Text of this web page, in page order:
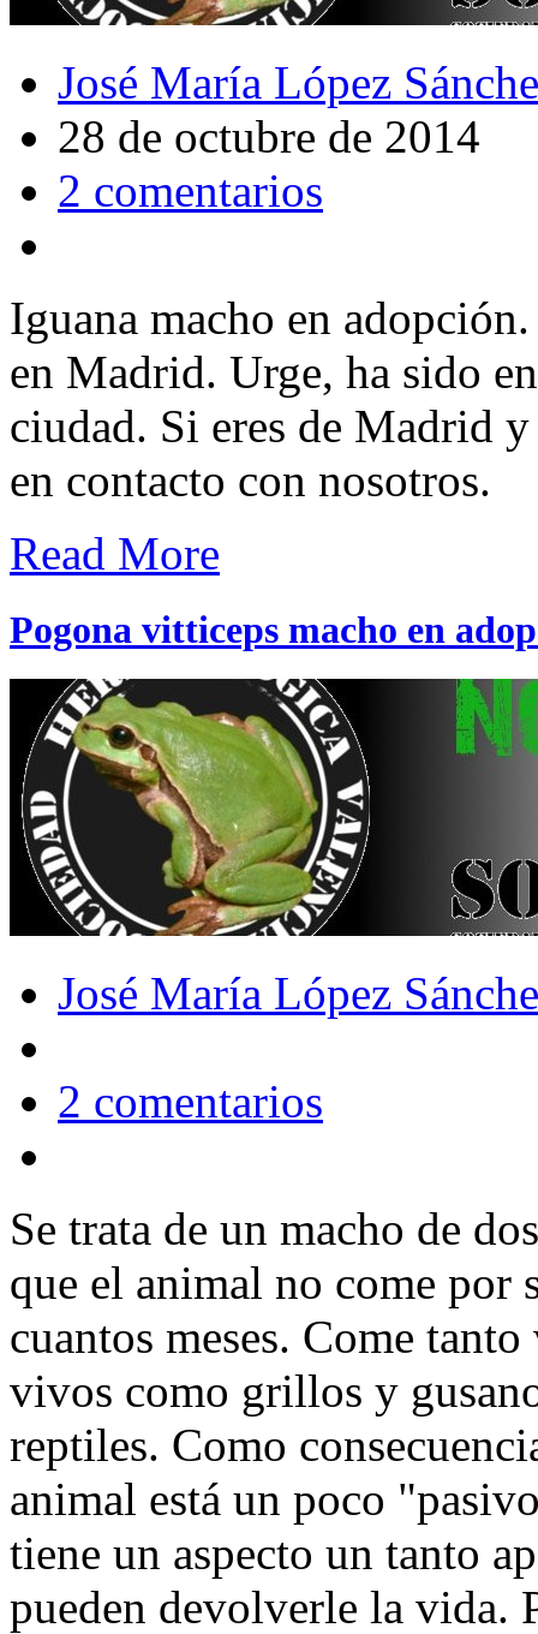
José María López
28 de octubre de 2014
2 comentarios
Iguana macho en
en Madrid. Urge, ha sido
ciudad. Si eres de Madrid
en contacto con nosotros.
Read More
Pogona vitticeps macho en
José María López
2 comentarios
Se trata de un macho de
que el animal no come por
cuantos meses. Come
vivos como grillos y
reptiles. Como
animal está un poco
tiene un aspecto un tanto
pueden devolverle la vida.